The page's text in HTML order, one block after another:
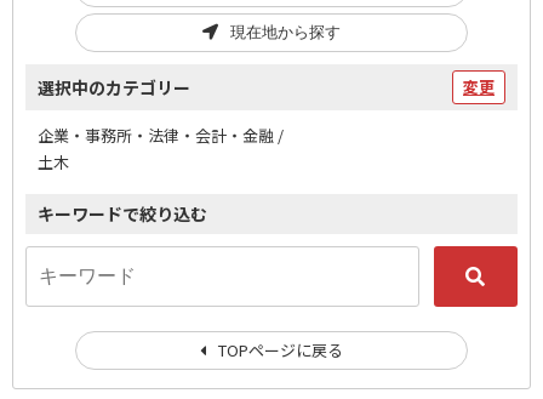
現在地から探す
選択中のカテゴリー 変更
企業・事務所・法律・会計・金融 /
土木
キーワードで絞り込む
TOPページに戻る